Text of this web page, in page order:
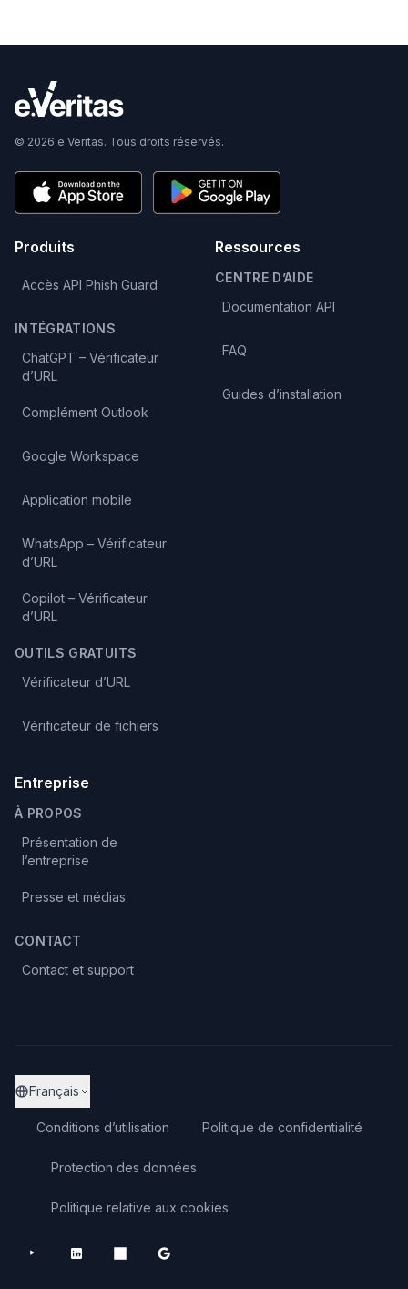
© 2026 e.Veritas. Tous droits réservés.
Produits
Accès API Phish Guard
INTÉGRATIONS
ChatGPT – Vérificateur
d’URL
Complément Outlook
Google Workspace
Application mobile
WhatsApp – Vérificateur
d’URL
Copilot – Vérificateur
d’URL
OUTILS GRATUITS
Vérificateur d’URL
Vérificateur de fichiers
Ressources
CENTRE D’AIDE
Documentation API
FAQ
Guides d’installation
Entreprise
À PROPOS
Présentation de
l’entreprise
Presse et médias
CONTACT
Contact et support
Français
Conditions d’utilisation Politique de confidentialité
Protection des données
Politique relative aux cookies